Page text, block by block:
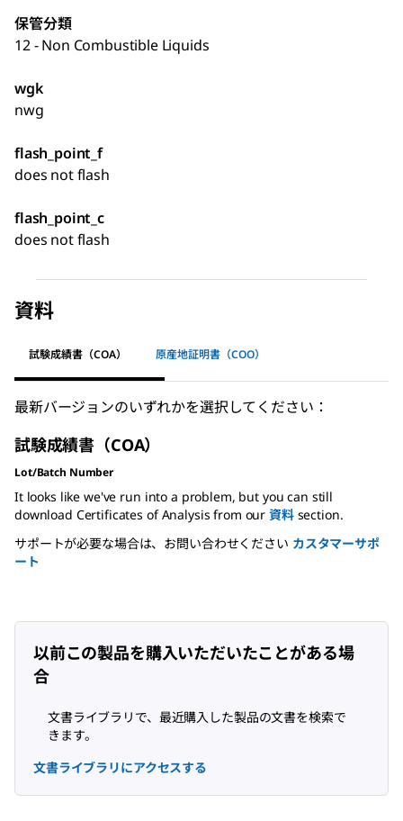
保管分類
12 - Non Combustible Liquids
wgk
nwg
flash_point_f
does not flash
flash_point_c
does not flash
資料
試験成績書（COA） 原産地証明書（COO）
最新バージョンのいずれかを選択してください：
試験成績書（COA）
Lot/Batch Number
It looks like we've run into a problem, but you can still
download Certificates of Analysis from our 資料section.
サポートが必要な場合は、お問い合わせください カスタマーサポ
ート
以前この製品を購入いただいたことがある場
合
文書ライブラリで、最近購入した製品の文書を検索で
きます。
文書ライブラリにアクセスする